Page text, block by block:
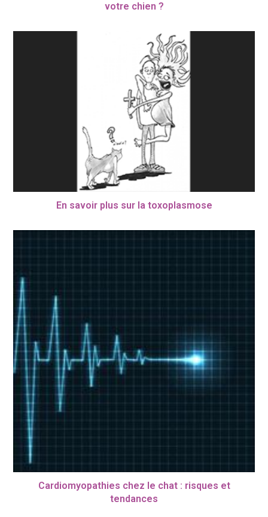
votre chien ?
En savoir plus sur la toxoplasmose
Cardiomyopathies chez le chat : risques et
tendances